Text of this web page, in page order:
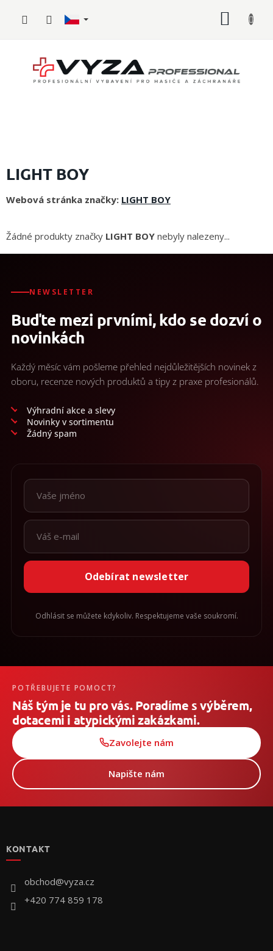
Požární
sport
vybavení
doplňky
★
Nepřehlédněte
★
Individuální
cenová
nabídka
Vše
o
nákupu
sport
Nepřehlédněte
CZK
/
LIGHT BOY
Webová stránka značky: LIGHT BOY
Žádné produkty značky LIGHT BOY nebyly nalezeny...
NEWSLETTER
Buďte mezi prvními, kdo se dozví o
novinkách
Každý měsíc vám pošleme přehled nejdůležitějších novinek z
oboru, recenze nových produktů a tipy z praxe profesionálů.
Výhradní akce a slevy
Novinky v sortimentu
Žádný spam
Odebírat newsletter
Odhlásit se můžete kdykoliv. Respektujeme vaše soukromí.
POTŘEBUJETE POMOCT?
Náš tým je tu pro vás. Poradíme s výběrem,
dotacemi i atypickými zakázkami.
Zavolejte nám
Napište nám
KONTAKT
obchod@vyza.cz
+420 774 859 178